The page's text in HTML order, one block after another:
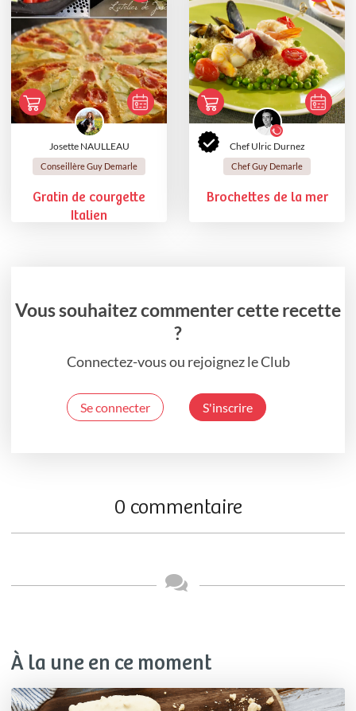
Josette NAULLEAU
Conseillère Guy Demarle
Gratin de courgette
Italien
Chef Ulric Durnez
Chef Guy Demarle
Brochettes de la mer
Vous souhaitez commenter cette recette
?
Connectez-vous ou rejoignez le Club
Se connecter S'inscrire
0 commentaire
À la une en ce moment